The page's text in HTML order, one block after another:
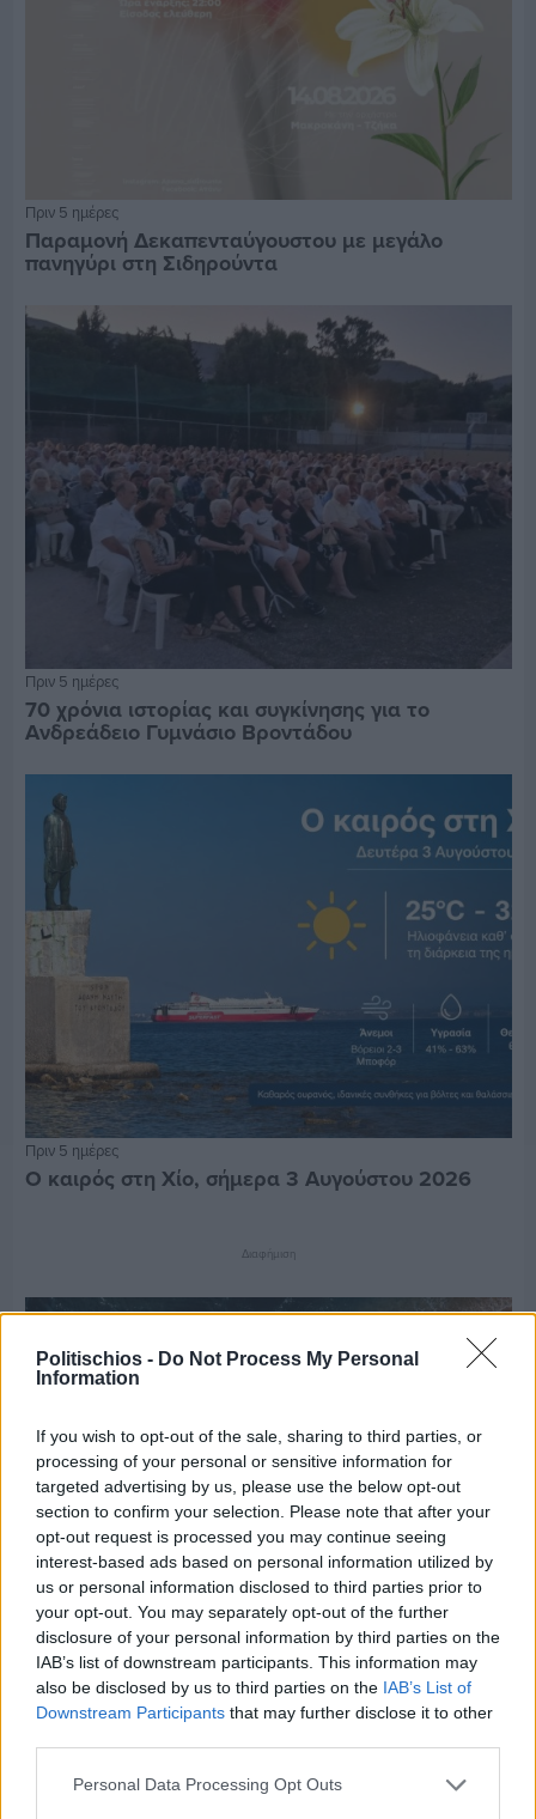
Politischios - Do Not Process My Personal
Information
If you wish to opt-out of the sale, sharing to third parties, or
processing of your personal or sensitive information for
targeted advertising by us, please use the below opt-out
section to confirm your selection. Please note that after your
opt-out request is processed you may continue seeing
interest-based ads based on personal information utilized by
us or personal information disclosed to third parties prior to
your opt-out. You may separately opt-out of the further
disclosure of your personal information by third parties on the
IAB’s list of downstream participants. This information may
also be disclosed by us to third parties on the IAB’s List of
Downstream Participants that may further disclose it to other
Personal Data Processing Opt Outs
Πριν 5 ημέρες
Παραμονή Δεκαπενταύγουστου με μεγάλο
πανηγύρι στη Σιδηρούντα
Πριν 5 ημέρες
70 χρόνια ιστορίας και συγκίνησης για το
Ανδρεάδειο Γυμνάσιο Βροντάδου
Πριν 5 ημέρες
Ο καιρός στη Χίο, σήμερα 3 Αυγούστου 2026
Διαφήμιση
Πριν 8 ημέρες
Μία μικρή αλλά αναγκαία ανάπαυλα για την
ομάδα του «Πολίτη»